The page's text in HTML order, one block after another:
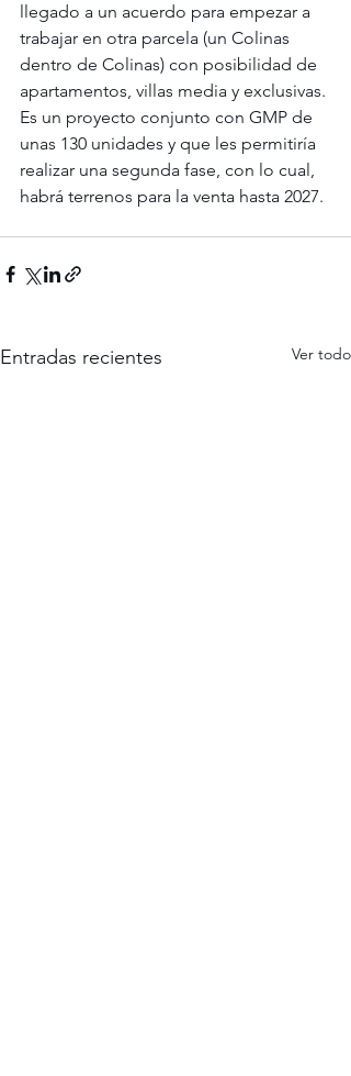
llegado a un acuerdo para empezar a
trabajar en otra parcela (un Colinas
dentro de Colinas) con posibilidad de
apartamentos, villas media y exclusivas.
Es un proyecto conjunto con GMP de
unas 130 unidades y que les permitiría
realizar una segunda fase, con lo cual,
habrá terrenos para la venta hasta 2027.
Entradas recientes Ver todo